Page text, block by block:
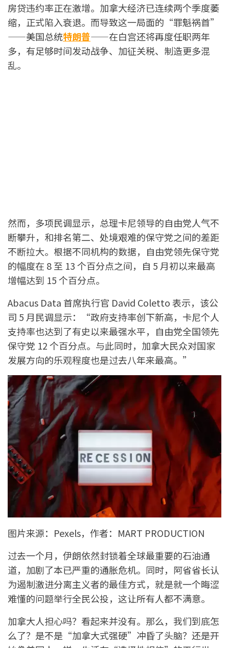
房贷违约率正在激增。加拿大经济已连续两个季度萎
缩，正式陷入衰退。而导致这一局面的“罪魁祸首”
——美国总统特朗普——在白宫还将再度任职两年
多，有足够时间发动战争、加征关税、制造更多混
乱。
然而，多项民调显示，总理卡尼领导的自由党人气不
断攀升，和排名第二、处境艰难的保守党之间的差距
不断拉大。根据不同机构的数据，自由党领先保守党
的幅度在 8 至 13 个百分点之间，自 5 月初以来最高
增幅达到 15 个百分点。
Abacus Data 首席执行官 David Coletto 表示，该公
司 5 月民调显示：“政府支持率创下新高，卡尼个人
支持率也达到了有史以来最强水平，自由党全国领先
保守党 12 个百分点。与此同时，加拿大民众对国家
发展方向的乐观程度也是过去八年来最高。”
图片来源：Pexels，作者：MART PRODUCTION
过去一个月，伊朗依然封锁着全球最重要的石油通
道，加剧了本已严重的通胀危机。同时，阿省省长认
为遏制激进分离主义者的最佳方式，就是就一个晦涩
难懂的问题举行全民公投，这让所有人都不满意。
加拿大人担心吗？看起来并没有。那么，我们到底怎
么了？是不是“加拿大式强硬”冲昏了头脑？还是开